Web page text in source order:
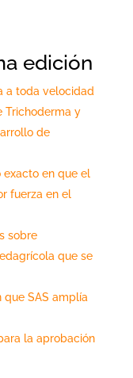
edición
a toda velocidad
Trichoderma y
de
exacto en que el
fuerza en el
sobre
que se
que SAS amplía
la aprobación